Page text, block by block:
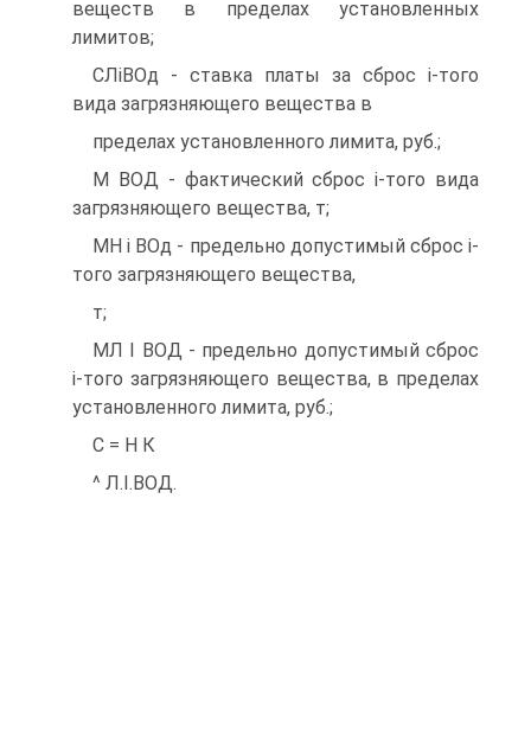
веществ в пределах установленных
лимитов;
СЛіВОд - ставка платы за сброс і-того
вида загрязняющего вещества в
пределах установленного лимита, руб.;
М ВОД - фактический сброс і-того вида
загрязняющего вещества, т;
МН і ВОд - предельно допустимый сброс і-
того загрязняющего вещества,
т;
МЛ І ВОД - предельно допустимый сброс
i-того загрязняющего вещества, в пределах
установленного лимита, руб.;
С = Н К
^ Л.І.ВОД.